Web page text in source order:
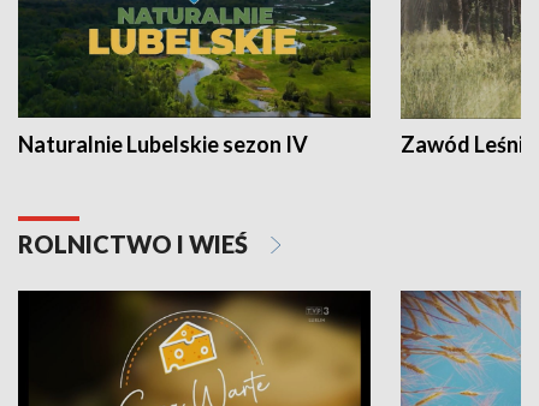
Naturalnie Lubelskie sezon IV Zawód Leśnik
ROLNICTWO I WIEŚ